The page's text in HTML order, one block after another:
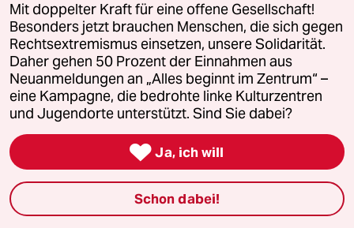
Reisen
Kantine
Shop
Anzeigen
Fragen & Hilfe
Mit doppelter Kraft für eine offene Gesellschaft!
Besonders jetzt brauchen Menschen, die sich gegen
Rechtsextremismus einsetzen, unsere Solidarität.
Daher gehen 50 Prozent der Einnahmen aus
Neuanmeldungen an „Alles beginnt im Zentrum“ –
eine Kampagne, die bedrohte linke Kulturzentren
und Jugendorte unterstützt. Sind Sie dabei?
 Ja, ich will
Schon dabei!